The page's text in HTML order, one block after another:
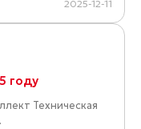
2025-12-11
году
Техническая